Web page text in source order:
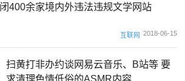
400余家境内外违法违规文学网站
互联网 2018-06-15
扫黄打非办约谈网易云音乐、B站等 要
求清理色情低俗的ASMR内容